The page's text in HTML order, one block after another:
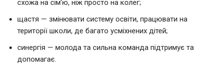
схожа на сім’ю, ніж просто на колег;
щастя — змінювати систему освіти, працювати на
території школи, де багато усміхнених дітей;
синергія — молода та сильна команда підтримує та
допомагає.